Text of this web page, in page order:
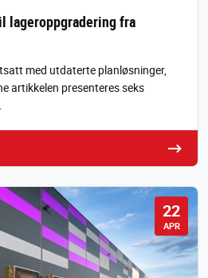
lageroppgradering fra
med utdaterte planløsninger,
artikkelen presenteres seks
22
APR